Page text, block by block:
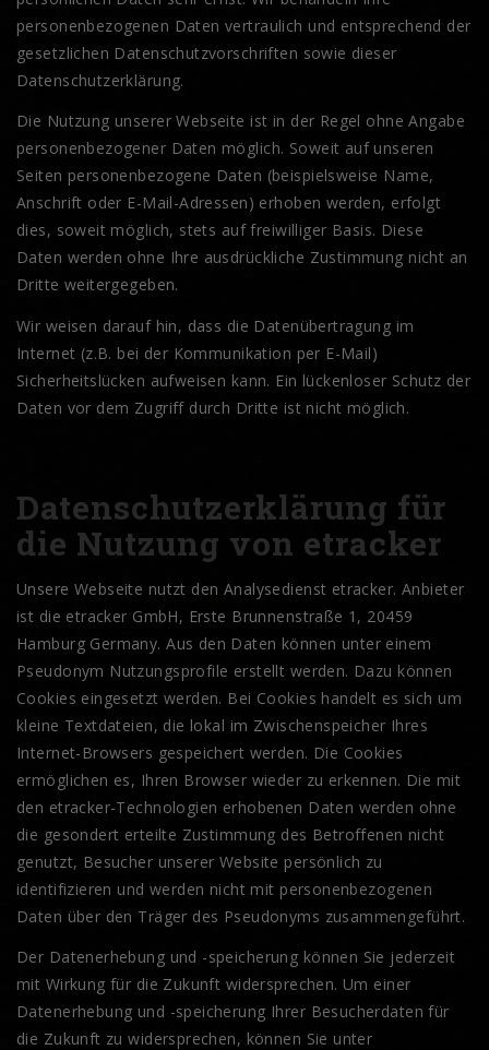
personenbezogenen Daten vertraulich und entsprechend der
gesetzlichen Datenschutzvorschriften sowie dieser
Datenschutzerklärung.
Die Nutzung unserer Webseite ist in der Regel ohne Angabe
personenbezogener Daten möglich. Soweit auf unseren
Seiten personenbezogene Daten (beispielsweise Name,
Anschrift oder E-Mail-Adressen) erhoben werden, erfolgt
dies, soweit möglich, stets auf freiwilliger Basis. Diese
Daten werden ohne Ihre ausdrückliche Zustimmung nicht an
Dritte weitergegeben.
Wir weisen darauf hin, dass die Datenübertragung im
Internet (z.B. bei der Kommunikation per E-Mail)
Sicherheitslücken aufweisen kann. Ein lückenloser Schutz der
Daten vor dem Zugriff durch Dritte ist nicht möglich.
Datenschutzerklärung für
die Nutzung von etracker
Unsere Webseite nutzt den Analysedienst etracker. Anbieter
ist die etracker GmbH, Erste Brunnenstraße 1, 20459
Hamburg Germany. Aus den Daten können unter einem
Pseudonym Nutzungsprofile erstellt werden. Dazu können
Cookies eingesetzt werden. Bei Cookies handelt es sich um
kleine Textdateien, die lokal im Zwischenspeicher Ihres
Internet-Browsers gespeichert werden. Die Cookies
ermöglichen es, Ihren Browser wieder zu erkennen. Die mit
den etracker-Technologien erhobenen Daten werden ohne
die gesondert erteilte Zustimmung des Betroffenen nicht
genutzt, Besucher unserer Website persönlich zu
identifizieren und werden nicht mit personenbezogenen
Daten über den Träger des Pseudonyms zusammengeführt.
Der Datenerhebung und -speicherung können Sie jederzeit
mit Wirkung für die Zukunft widersprechen. Um einer
Datenerhebung und -speicherung Ihrer Besucherdaten für
die Zukunft zu widersprechen, können Sie unter